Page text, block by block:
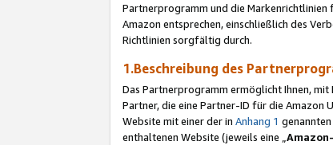
Partnerprogramm und die
Amazon entsprechen, einschließlich des
Richtlinien sorgfältig durch.
1.Beschreibung des
Das Partnerprogramm ermöglicht Ihnen,
Partner, die eine Partner-ID für die Amazon
Website mit einer der in Anhang 1
enthaltenen Website (jeweils eine „